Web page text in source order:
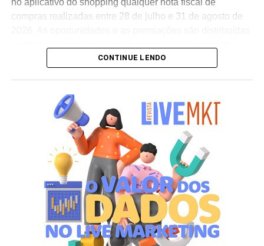
compras realizadas entre 28 de julho e 31 de agosto de
de setembro de 2026. Após a divulgação do resultado
oficial, os vencedores terão até o dia 16 de setembro para
realizar a retirada presencial dos ingressos e brindes no
espaço Villa Atende, localizado no piso G1 do shopping.
“O SP Open é um torneio muito relevante para a cidade e
para essa região. Como estamos no evento de forma tão
profunda, nada mais justo do que proporcionar essa
experiência para alguns dos nossos clientes fiéis”,
destaca Aline Ivanov, gerente de marketing do Shopping
Villa Lobos.
CONTINUE LENDO